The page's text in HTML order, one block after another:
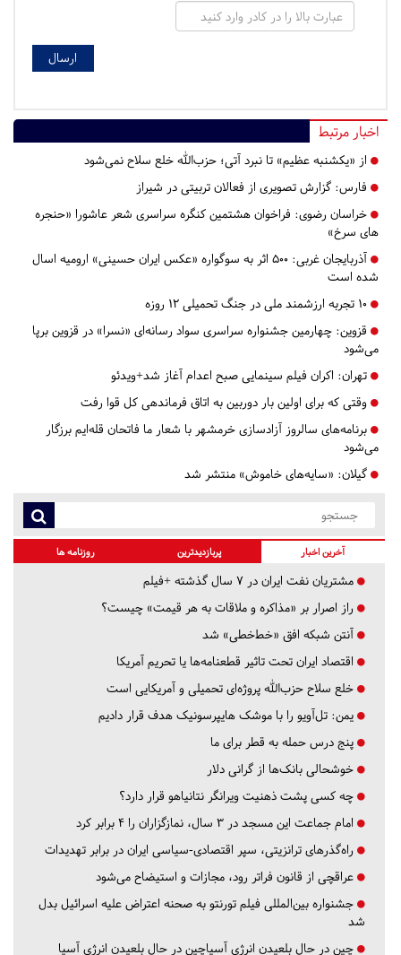
اخبار مرتبط
از «یکشنبه عظیم» تا نبرد آتی؛ حزب‌الله خلع سلاح نمی‌شود
فارس: گزارش تصویری از فعالان تربیتی در شیراز
خراسان رضوی: فراخوان هشتمین کنگره سراسری شعر عاشورا «حنجره
های سرخ»
آذربایجان غربی:
۵۰۰ اثر به سوگواره «عکس ایران حسینی» ارومیه اسال
شده است
۱۰ تجربه ارزشمند ملی در جنگ تحمیلی ۱۲ روزه
قزوین: چهارمین جشنواره سراسری سواد رسانه‌ای «نسرا» در قزوین برپا
می‌شود
تهران: اکران فیلم سینمایی صبح اعدام آغاز شد+ویدئو
وقتی که برای اولین بار دوربین به اتاق فرماندهی کل قوا رفت
برنامه‌های سالروز آزادسازی خرمشهر با شعار ما فاتحان قله‌ایم برزگار
می‌شود
گیلان: «سایه‌های خاموش» منتشر شد
آخرین اخبار پربازدیدترین روزنامه ها
مشتریان نفت ایران در ۷ سال گذشته +فیلم
راز اصرار بر «مذاکره و ملاقات به هر قیمت» چیست؟
آنتن شبکه افق «خط‌خطی» شد
اقتصاد ایران تحت تاثیر قطعنامه‌ها یا تحریم‌ آمریکا
خلع سلاح حزب‌الله پروژه‌ای تحمیلی و آمریکایی است
یمن: تل‌آویو را با موشک هایپرسونیک هدف قرار دادیم
پنج درس‌ حمله به قطر برای ما
خوشحالی بانک‌ها از گرانی دلار
چه کسی پشت ذهنیت ویرانگر نتانیاهو قرار دارد؟
امام جماعت این مسجد در ۳ سال، نمازگزاران را ۴ برابر کرد
راه‌گذرهای ترانزیتی، سپر اقتصادی-سیاسی ایران در برابر تهدیدات
عراقچی از قانون فراتر رود، مجازات و استیضاح می‌شود
جشنواره بین‌المللی فیلم تورنتو به صحنه اعتراض علیه اسرائیل بدل
شد
چین در حال بلعیدن انرژی آسیاچین در حال بلعیدن انرژی آسیا